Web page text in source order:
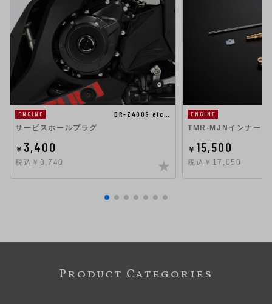
ENGINE
DR-Z400S etc…
サービスホールプラグ
￥ 3,400
税込￥3,740
ENGINE
TMR-MJNインナー
￥ 15,500
税込￥17,050
Product Categories